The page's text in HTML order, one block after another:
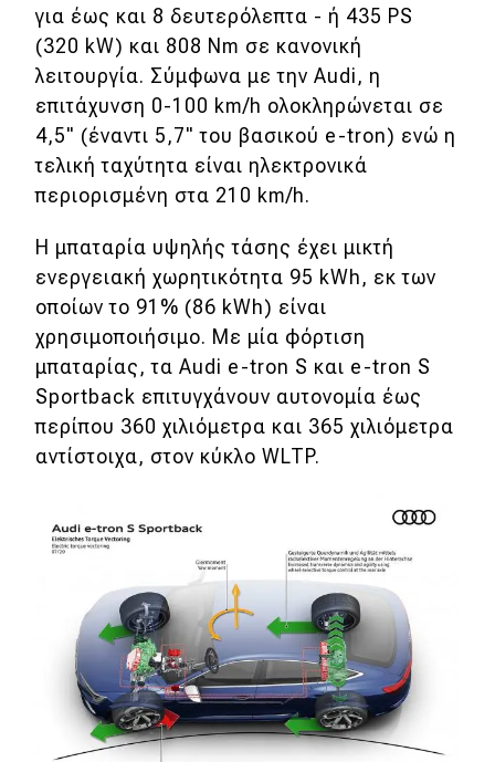
Test Drive
Δοκιμή
Αποστολή
Συγκρίνουμε
Αγώνες
Formula 1
WRC
Motorsport
Νέα
Τεχνολογία
Mobility
Σταθμοί φόρτισης
Classic
για έως και 8 δευτερόλεπτα - ή 435 PS
(320 kW) και 808 Nm σε κανονική
λειτουργία. Σύμφωνα με την Audi, η
επιτάχυνση 0-100 km/h ολοκληρώνεται σε
4,5" (έναντι 5,7" του βασικού e-tron) ενώ η
τελική ταχύτητα είναι ηλεκτρονικά
περιορισμένη στα 210 km/h.
Η μπαταρία υψηλής τάσης έχει μικτή
ενεργειακή χωρητικότητα 95 kWh, εκ των
οποίων το 91% (86 kWh) είναι
χρησιμοποιήσιμο. Με μία φόρτιση
μπαταρίας, τα Audi e-tron S και e-tron S
Sportback επιτυγχάνουν αυτονομία έως
περίπου 360 χιλιόμετρα και 365 χιλιόμετρα
αντίστοιχα, στον κύκλο WLTP.